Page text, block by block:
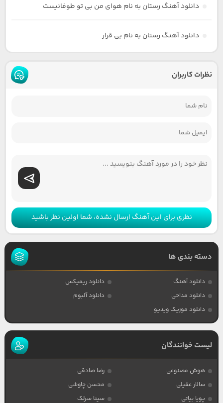
دانلود آهنگ رستان به نام هوای من بی تو طوفانیست
دانلود آهنگ رستان به نام بی قرار
نظرات کاربران
نظری برای این آهنگ ارسال نشده، شما اولین نظر باشید
دسته بندی ها
دانلود آهنگ
دانلود ریمیکس
دانلود مداحی
دانلود آلبوم
دانلود موزیک ویدیو
لیست خوانندگان
هوش مصنوعی
رضا صادقی
سالار عقیلی
محسن چاوشی
پویا بیاتی
سینا سرلک